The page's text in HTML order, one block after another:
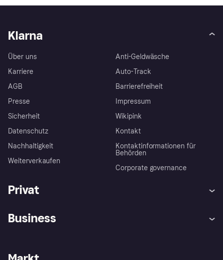
Klarna
Über uns
Karriere
AGB
Presse
Sicherheit
Datenschutz
Nachhaltigkeit
Weiterverkaufen
Anti-Geldwäsche
Auto-Track
Barrierefreiheit
Impressum
Wikipink
Kontakt
Kontaktinformationen für
Behörden
Corporate governance
Privat
Klarna App
Business
Händlerportal